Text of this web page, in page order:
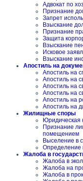
Адвокат по
Признание
Запрет
Взыскание
Признание
Защита
Взыскание
Исковое
Взыскание
Апостиль на
Апостиль на
Апостиль на
Апостиль на
Апостиль на
Апостиль на
Апостиль на
Жилищные споры
Юридическая
Признание
помещением
Выселение в
Определение
Жалоба в
Жалоба в
Жалоба на
Жалоба в